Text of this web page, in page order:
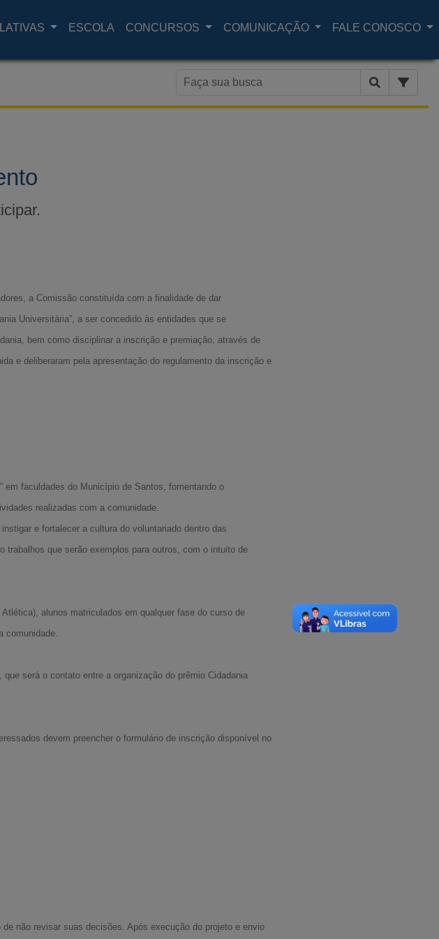
ESCOLA CONCURSOS COMUNICAÇÃO FALE CONOSCO
a Comissão constituída com a finalidade de dar
Universitária”, a ser concedido às entidades que se
bem como disciplinar a inscrição e premiação, através de
e deliberaram pela apresentação do regulamento da inscrição e
faculdades do Município de Santos, fomentando o
realizadas com a comunidade.
e fortalecer a cultura do voluntariado dentro das
trabalhos que serão exemplos para outros, com o intuito de
alunos matriculados em qualquer fase do curso de
comunidade.
será o contato entre a organização do prêmio Cidadania
devem preencher o formulário de inscrição disponível no
não revisar suas decisões. Após execução do projeto e envio